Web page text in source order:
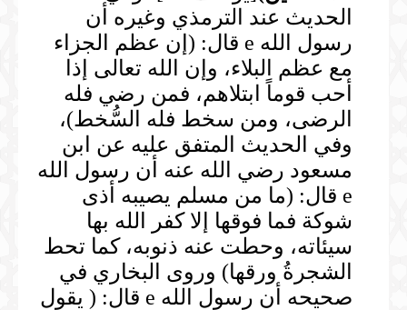
الحديث عند الترمذي وغيره أن
رسول الله e قال: (إن عظم الجزاء
مع عظم البلاء، وإن الله تعالى إذا
أحب قوماً ابتلاهم، فمن رضي فله
الرضى، ومن سخط فله السُّخط)،
وفي الحديث المتفق عليه عن ابن
مسعود رضي الله عنه أن رسول الله
e قال: (ما من مسلم يصيبه أذى
شوكة فما فوقها إلا كفر الله بها
سيئاته، وحطت عنه ذنوبه، كما تحط
الشجرةُ ورقها) وروى البخاري في
صحيحه أن رسول الله e قال: ( يقول